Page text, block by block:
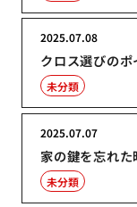
クロス選びの
2025.07.08
未分類
家の鍵を忘れ
2025.07.07
未分類